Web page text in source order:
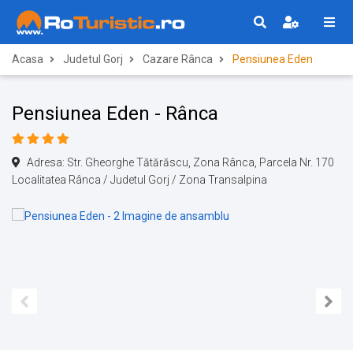
Acasa Judetul Gorj Cazare Rânca Pensiunea Eden
Pensiunea Eden - Rânca
Adresa: Str. Gheorghe Tătărăscu, Zona Rânca, Parcela Nr. 170
Localitatea Rânca / Judetul Gorj / Zona Transalpina